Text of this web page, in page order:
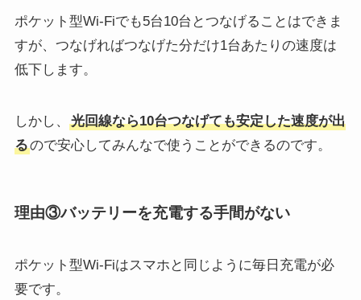
ポケット型Wi-Fiでも5台10台とつなげることはできま
すが、つなげればつなげた分だけ1台あたりの速度は
低下します。
しかし、
光回線なら10台つなげても安定した速度が出
るので安心してみんなで使うことができるのです。
理由③バッテリーを充電する手間がない
ポケット型Wi-Fiはスマホと同じように毎日充電が必
要です。